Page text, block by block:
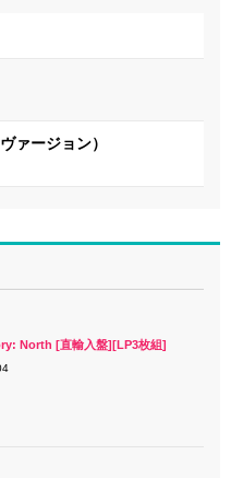
ァージョン）
North [直輸入盤][LP3枚組]